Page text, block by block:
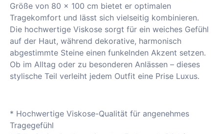
Größe von 80 x 100 cm bietet er optimalen
Tragekomfort und lässt sich vielseitig kombinieren.
Die hochwertige Viskose sorgt für ein weiches Gefühl
auf der Haut, während dekorative, harmonisch
abgestimmte Steine einen funkelnden Akzent setzen.
Ob im Alltag oder zu besonderen Anlässen – dieses
stylische Teil verleiht jedem Outfit eine Prise Luxus.
* Hochwertige Viskose-Qualität für angenehmes
Tragegefühl